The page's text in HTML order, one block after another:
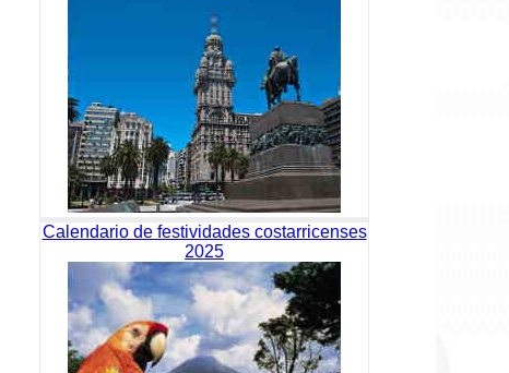
Calendario de festividades costarricenses
2025